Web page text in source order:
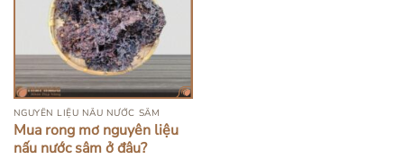
NGUYÊN LIỆU NẤU NƯỚC SÂM
Mua rong mơ nguyên liệu
nấu nước sâm ở đâu?